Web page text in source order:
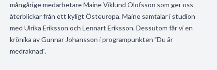
mångårige medarbetare Maine Viklund Olofsson som ger oss
återblickar från ett kyligt Östeuropa. Maine samtalar i studion
med Ulrika Eriksson och Lennart Eriksson. Dessutom får vi en
krönika av Gunnar Johansson i programpunkten ”Du är
medräknad”.